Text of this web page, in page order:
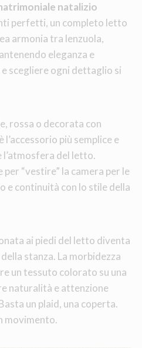
natalizio
perfetti, un completo letto
armonia tra lenzuola,
eleganza e
scegliere ogni dettaglio si
rossa o decorata con
più semplice e
del letto.
per “vestire” la camera per le
e continuità con lo stile della
ai piedi del letto diventa
stanza. La morbidezza
un tessuto colorato su una
naturalità e attenzione
un plaid, una coperta.
movimento.